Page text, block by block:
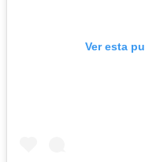
Ver esta